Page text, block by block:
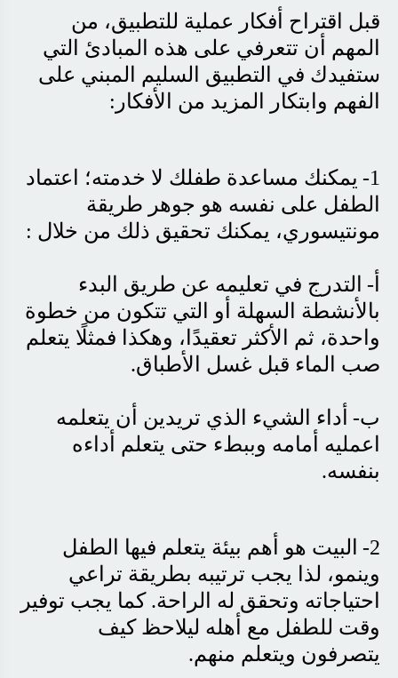
قبل اقتراح أفكار عملية للتطبيق، من
المهم أن تتعرفي على هذه المبادئ التي
ستفيدك في التطبيق السليم المبني على
الفهم وابتكار المزيد من الأفكار :
1-
يمكنك مساعدة طفلك لا خدمته؛ اعتماد
الطفل على نفسه هو جوهر طريقة
مونتيسوري، يمكنك تحقيق ذلك من خلال :
أ- التدرج في تعليمه عن طريق البدء
بالأنشطة السهلة أو التي تتكون من خطوة
واحدة، ثم الأكثر تعقيدًا، وهكذا فمثلًا يتعلم
صب الماء قبل غسل الأطباق.
ب- أداء الشيء الذي تريدين أن يتعلمه
اعمليه أمامه وببطء حتى يتعلم أداءه
بنفسه.
2-
البيت هو أهم بيئة يتعلم فيها الطفل
وينمو، لذا يجب ترتيبه بطريقة تراعي
احتياجاته وتحقق له الراحة. كما يجب توفير
وقت للطفل مع أهله ليلاحظ كيف
يتصرفون ويتعلم منهم.